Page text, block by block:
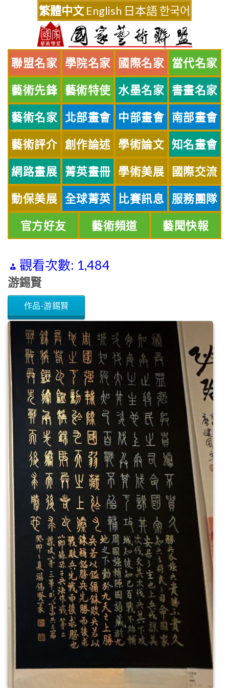
繁體中文 English 日本語한국어
聯盟名家 學院名家 國際名家 當代名家
藝術先鋒 藝術特使 水墨名家 書畫名家
藝術名家 北部畫會 中部畫會 南部畫會
藝術評介 創作論述 學術論文 知名畫會
網路畫展 菁英畫冊 學術美展 國際交流
動保美展 全球菁英 比賽訊息 服務團隊
官方好友 藝術頻道 藝聞快報
觀看次數: 1,484
游錫賢
作品-游錫賢